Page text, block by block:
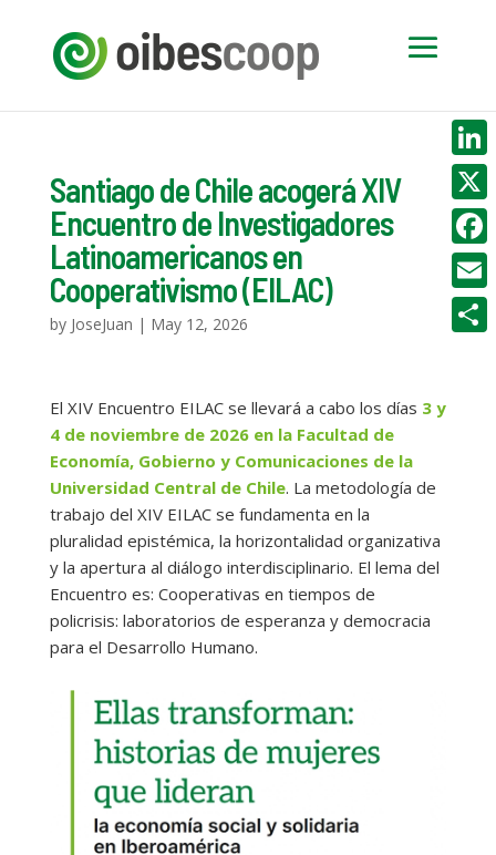
Santiago de Chile acogerá XIV
Encuentro de Investigadores
Latinoamericanos en
Cooperativismo (EILAC)
by JoseJuan | May 12, 2026
El XIV Encuentro EILAC se llevará a cabo los días 3 y
4 de noviembre de 2026 en la Facultad de
Economía, Gobierno y Comunicaciones de la
Universidad Central de Chile. La metodología de
trabajo del XIV EILAC se fundamenta en la
pluralidad epistémica, la horizontalidad organizativa
y la apertura al diálogo interdisciplinario. El lema del
Encuentro es: Cooperativas en tiempos de
policrisis: laboratorios de esperanza y democracia
para el Desarrollo Humano.
X
Email